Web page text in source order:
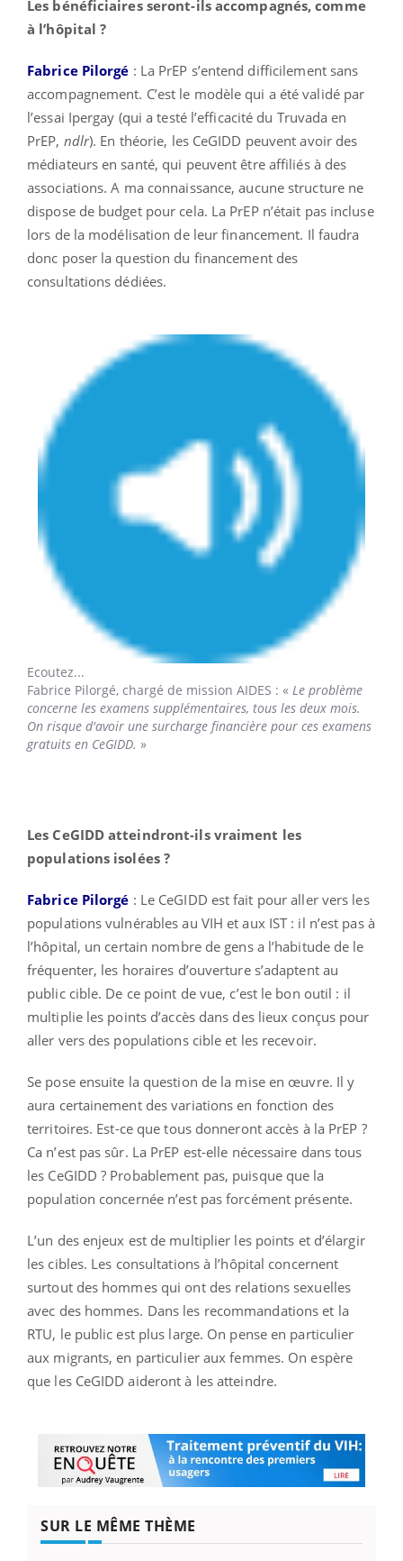
Les bénéficiaires seront-ils accompagnés, comme
à l’hôpital ?
Fabrice Pilorgé : La PrEP s’entend difficilement sans
accompagnement. C’est le modèle qui a été validé par
l’essai Ipergay (qui a testé l’efficacité du Truvada en
PrEP, ndlr). En théorie, les CeGIDD peuvent avoir des
médiateurs en santé, qui peuvent être affiliés à des
associations. A ma connaissance, aucune structure ne
dispose de budget pour cela. La PrEP n’était pas incluse
lors de la modélisation de leur financement. Il faudra
donc poser la question du financement des
consultations dédiées.
Ecoutez...
Fabrice Pilorgé, chargé de mission AIDES : « Le problème
concerne les examens supplémentaires, tous les deux mois.
On risque d'avoir une surcharge financière pour ces examens
gratuits en CeGIDD. »
Les CeGIDD atteindront-ils vraiment les
populations isolées ?
Fabrice Pilorgé : Le CeGIDD est fait pour aller vers les
populations vulnérables au VIH et aux IST : il n’est pas à
l’hôpital, un certain nombre de gens a l’habitude de le
fréquenter, les horaires d’ouverture s’adaptent au
public cible. De ce point de vue, c’est le bon outil : il
multiplie les points d’accès dans des lieux conçus pour
aller vers des populations cible et les recevoir.
Se pose ensuite la question de la mise en œuvre. Il y
aura certainement des variations en fonction des
territoires. Est-ce que tous donneront accès à la PrEP ?
Ca n’est pas sûr. La PrEP est-elle nécessaire dans tous
les CeGIDD ? Probablement pas, puisque que la
population concernée n’est pas forcément présente.
L’un des enjeux est de multiplier les points et d’élargir
les cibles. Les consultations à l’hôpital concernent
surtout des hommes qui ont des relations sexuelles
avec des hommes. Dans les recommandations et la
RTU, le public est plus large. On pense en particulier
aux migrants, en particulier aux femmes. On espère
que les CeGIDD aideront à les atteindre.
SUR LE MÊME THÈME